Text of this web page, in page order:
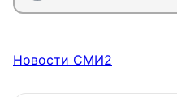
Новости СМИ2